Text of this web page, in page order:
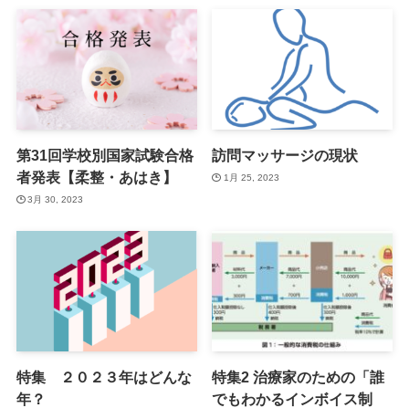
第31回学校別国家試験合格
者発表【柔整・あはき】
3月 30, 2023
訪問マッサージの現状
1月 25, 2023
特集 ２０２３年はどんな
年？
特集2 治療家のための「誰
でもわかるインボイス制